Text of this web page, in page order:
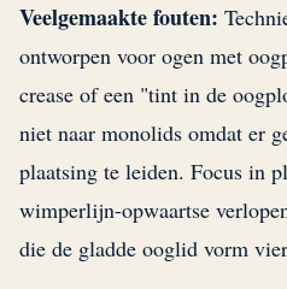
Veelgemaakte fouten:
ontworpen voor ogen met
crease of een "tint in de
niet naar monolids omdat er
plaatsing te leiden. Focus in
wimperlijn-opwaartse
die de gladde ooglid vorm